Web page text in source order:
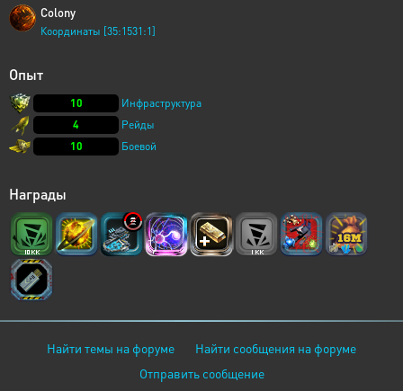
Colony
Координаты [35:1531:1]
Опыт
10
Инфраструктура
4
Рейды
10
Боевой
Награды
Найти темы на форуме
Найти сообщения на форуме
Отправить сообщение